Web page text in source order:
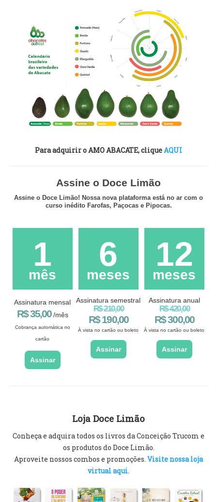
Para adquirir o AMO ABACATE, cliqueAQUI
Assine o Doce Limão
Assine o Doce Limão! Nossa nova plataforma está no ar com o
curso inédito Farofas, Paçocas e Pipocas.
1
mês
Assinatura mensal
R$ 35,00/mês
Cobrança automática no
cartão
Assinar
6
meses
Assinatura semestral
R$ 210,00
R$ 190,00
À vista no cartão ou boleto
Assinar
12
meses
Assinatura anual
R$ 420,00
R$ 300,00
À vista no cartão ou boleto
Assinar
Loja Doce Limão
Conheça e adquira todos os livros da Conceição Trucom e
os produtos do Doce Limão.
Aproveite nossos combos e promoções. Visite nossa loja
virtual aqui.